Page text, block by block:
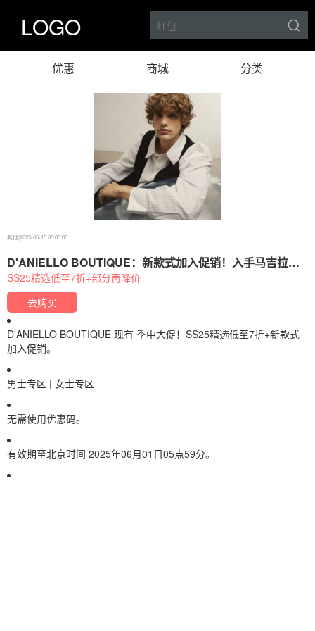
LOGO
优惠 商城 分类
其他|2025-05-15 08:00:00
D'ANIELLO BOUTIQUE：新款式加入促销！入手马吉拉、
拉夫劳伦、石头岛等
SS25精选低至7折+部分再降价
去购买
D'ANIELLO BOUTIQUE 现有 季中大促！SS25精选低至7折+新款式
加入促销。
男士专区 | 女士专区
无需使用优惠码。
有效期至北京时间 2025年06月01日05点59分。